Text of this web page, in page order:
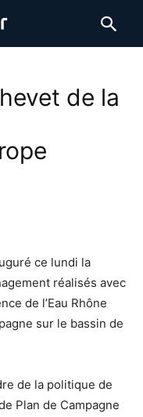
de la
ce lundi la
réalisés avec
de l’Eau Rhône
sur le bassin de
de la politique de
Plan de Campagne